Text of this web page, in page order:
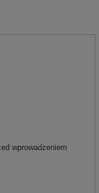
wprowadzeniem